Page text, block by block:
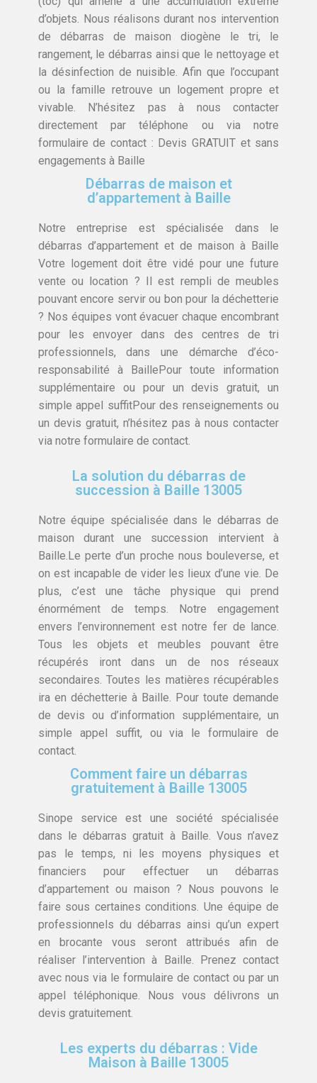
d’objets. Nous réalisons durant nos intervention
de débarras de maison diogène le tri, le
rangement, le débarras ainsi que le nettoyage et
la désinfection de nuisible. Afin que l’occupant
ou la famille retrouve un logement propre et
vivable. N’hésitez pas à nous contacter
directement par téléphone ou via notre
formulaire de contact : Devis GRATUIT et sans
engagements à Baille
Débarras de maison et
d’appartement à Baille
Notre entreprise est spécialisée dans le
débarras d’appartement et de maison à Baille
Votre logement doit être vidé pour une future
vente ou location ? Il est rempli de meubles
pouvant encore servir ou bon pour la déchetterie
? Nos équipes vont évacuer chaque encombrant
pour les envoyer dans des centres de tri
professionnels, dans une démarche d’éco-
responsabilité à BaillePour toute information
supplémentaire ou pour un devis gratuit, un
simple appel suffitPour des renseignements ou
un devis gratuit, n’hésitez pas à nous contacter
via notre formulaire de contact.
La solution du débarras de
succession à Baille 13005
Notre équipe spécialisée dans le débarras de
maison durant une succession intervient à
Baille.Le perte d’un proche nous bouleverse, et
on est incapable de vider les lieux d’une vie. De
plus, c’est une tâche physique qui prend
énormément de temps. Notre engagement
envers l’environnement est notre fer de lance.
Tous les objets et meubles pouvant être
récupérés iront dans un de nos réseaux
secondaires. Toutes les matières récupérables
ira en déchetterie à Baille. Pour toute demande
de devis ou d’information supplémentaire, un
simple appel suffit, ou via le formulaire de
contact.
Comment faire un débarras
gratuitement à Baille 13005
Sinope service est une société spécialisée
dans le débarras gratuit à Baille. Vous n’avez
pas le temps, ni les moyens physiques et
financiers pour effectuer un débarras
d’appartement ou maison ? Nous pouvons le
faire sous certaines conditions. Une équipe de
professionnels du débarras ainsi qu’un expert
en brocante vous seront attribués afin de
réaliser l’intervention à Baille. Prenez contact
avec nous via le formulaire de contact ou par un
appel téléphonique. Nous vous délivrons un
devis gratuitement.
Les experts du débarras : Vide
Maison à Baille 13005